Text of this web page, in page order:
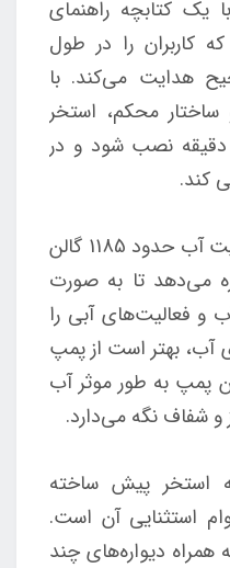
یک کتابچه راهنمای
کاربران را در طول
هدایت می‌کند. با
ساختار محکم، استخر
می‌تواند در مدت زمان 30 دقیقه نصب شود و در
کند.
این استخر فلزی دارای ظرفیت آب حدود 1185 گالن
می‌دهد تا به صورت
و فعالیت‌های آبی را
آب، بهتر است از پمپ
پمپ به طور موثر آب
و شفاف نگه می‌دارد.
استخر پیش ساخته
دوام استثنایی آن است.
همراه دیواره‌های چند